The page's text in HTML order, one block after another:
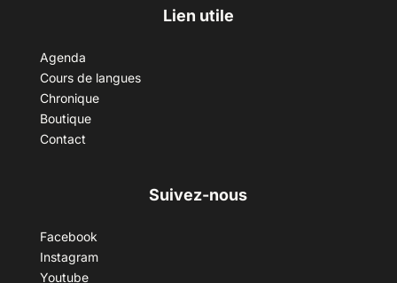
Lien utile
Agenda
Cours de langues
Chronique
Boutique
Contact
Suivez-nous
Facebook
Instagram
Youtube